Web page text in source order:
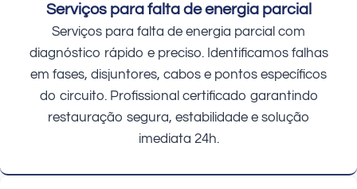
Serviços para falta de energia parcial
Serviços para falta de energia parcial com
diagnóstico rápido e preciso. Identificamos falhas
em fases, disjuntores, cabos e pontos específicos
do circuito. Profissional certificado garantindo
restauração segura, estabilidade e solução
imediata 24h.